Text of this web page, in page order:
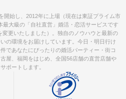
開始し、2012年に上場（現在は東証プライム市
大級の「自社直営」婚活・恋活サービスです
更いたしました）。独自のノウハウと最新の
の環境をお届けしています。今日・明日行け
であなたにぴったりの婚活パーティー・街コ
屋、福岡をはじめ、全国56店舗の直営店舗や
ポートします。